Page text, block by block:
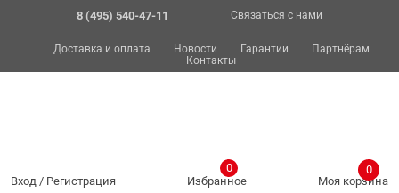
8 (495) 540-47-11 Связаться с нами
Доставка и оплата Новости Гарантии
Партнёрам
Контакты
Вход / Регистрация Избранное
0
Моя корзина
0